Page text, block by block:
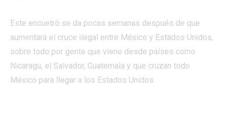
Este encuetró se da pocas semanas después de que
aumentará el cruce ilegal entre México y Estados Unidos,
sobre todo por gente que viene desde países como
Nicaragu, el Salvador, Guatemala y que cruzan todo
México para llegar a los Estados Unidos